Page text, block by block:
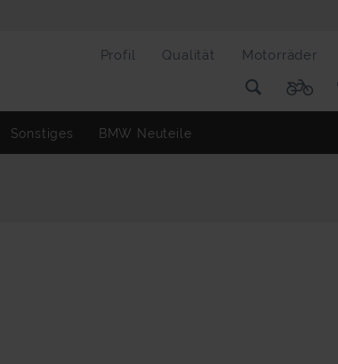
Profil Qualität Motorräder
Sonstiges BMW Neuteile